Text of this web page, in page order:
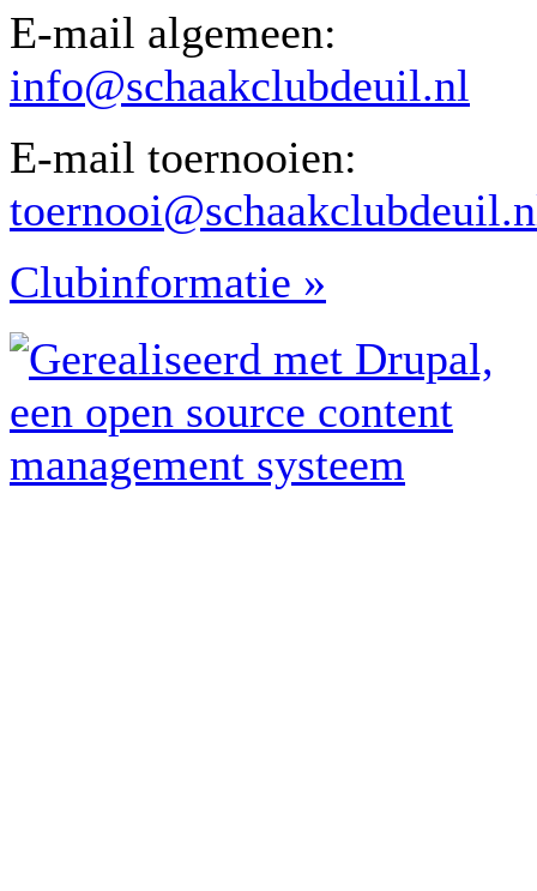
E-mail algemeen:
info@schaakclubdeuil.nl
E-mail toernooien:
Clubinformatie »